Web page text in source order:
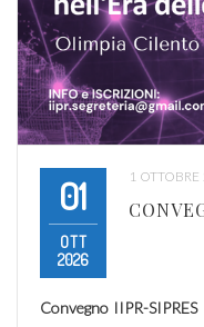
01
OTT
2026
1
Convegno IIPR-SIPRES